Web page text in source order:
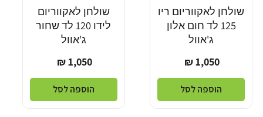
שולחן לאקווריום ריו
125 לד חום אלון
ג'אוול
מחיר
רגיל
1,050 ₪
הוספה לסל
שולחן לאקווריום
לידו 120 לד שחור
ג'אוול
מחיר
רגיל
1,050 ₪
הוספה לסל